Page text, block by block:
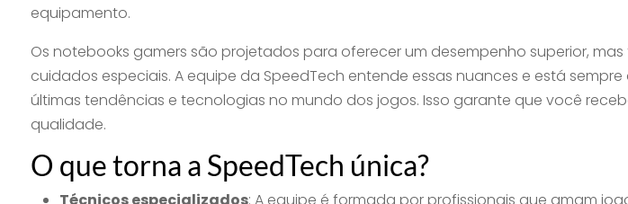
equipamento.
Os notebooks gamers são projetados para oferecer um desempenho superior,
cuidados especiais. A equipe da SpeedTech entende essas nuances e está
últimas tendências e tecnologias no mundo dos jogos. Isso garante que você
qualidade.
O que torna a SpeedTech única?
Técnicos especializados: A equipe é formada por profissionais que amam